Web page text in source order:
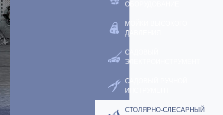
ОБОРУДОВАНИЕ
МОЙКИ ВЫСОКОГО
ДАВЛЕНИЯ
САДОВЫЙ
ЭЛЕКТРОИНСТРУМЕНТ
САДОВЫЙ РУЧНОЙ
ИНСТРУМЕНТ
СТОЛЯРНО-СЛЕСАРНЫЙ